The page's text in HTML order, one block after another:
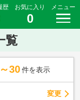
歴 お気に入り
0
メニュー
覧
30 件を表示
変更